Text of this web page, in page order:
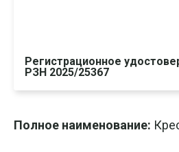
Регистрационное
РЗН 2025/25367
Полное наименование: